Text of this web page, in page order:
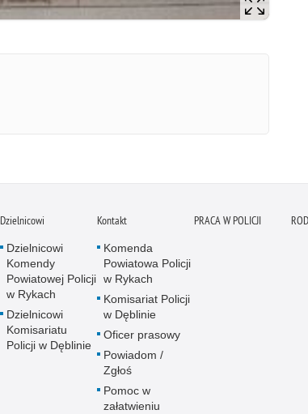
Dzielnicowi
Dzielnicowi
Komendy
Powiatowej Policji
w Rykach
Dzielnicowi
Komisariatu
Policji w Dęblinie
Kontakt
Komenda
Powiatowa Policji
w Rykach
Komisariat Policji
w Dęblinie
Oficer prasowy
Powiadom /
Zgłoś
Pomoc w
załatwieniu
PRACA W POLICJI